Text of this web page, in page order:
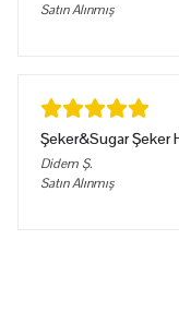
Satın Alınmış
Şeker&Sugar Şeker
Didem Ş.
Satın Alınmış